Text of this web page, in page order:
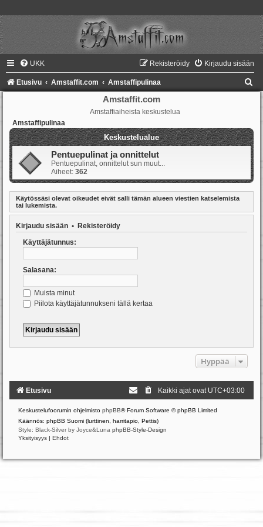
UKK Kirjaudu sisään
Rekisteröidy
Etusivu Amstaffit.com Amstaffipulinaa
Amstaffit.com
Amstaffiaiheista keskustelua
Amstaffipulinaa
Keskustelualue
Pentuepulinat ja onnittelut
Pentuepulinat, onnittelut sun muut...
Aiheet: 362
Käytössäsi olevat oikeudet eivät salli tämän alueen viestien katselemista
tai lukemista.
Kirjaudu sisään • Rekisteröidy
Käyttäjätunnus:
Salasana:
Muista minut
Piilota käyttäjätunnukseni tällä kertaa
Hyppää
Etusivu Kaikki ajat ovat UTC+03:00
Keskustelufoorumin ohjelmisto phpBB® Forum Software © phpBB Limited
Käännös: phpBB Suomi (lurttinen, harritapio, Pettis)
Style: Black-Silver by Joyce&Luna phpBB-Style-Design
Yksityisyys | Ehdot